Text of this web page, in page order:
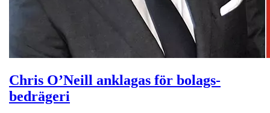
Chris O’Neill anklagas för bolags-
bedrägeri